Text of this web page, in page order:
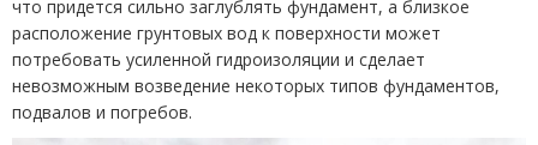
что придeтся сильно заглублять фундамент, а близкое
расположение грунтовых вод к поверхности может
потребовать усиленной гидроизоляции и сделает
невозможным возведение некоторых типов фундаментов,
подвалов и погребов.